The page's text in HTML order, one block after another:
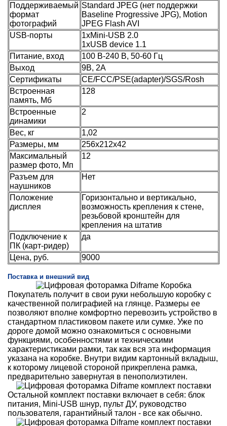
Поддерживаемый
формат
фотографий
Standard JPEG (нет поддержки
Baseline Progressive JPG), Motion
JPEG Flash AVI
USB-порты
1xMini-USB 2.0
1xUSB device 1.1
Питание, вход
100 В-240 В, 50-60 Гц
Выход
9В, 2А
Сертификаты
CE/FCC/PSE(adapter)/SGS/Rosh
Встроенная
память, Мб
128
Встроенные
динамики
2
Вес, кг
1,02
Размеры, мм
256х212х42
Максимальный
размер фото, Мп
12
Разъем для
наушников
Нет
Положение
дисплея
Горизонтально и вертикально,
возможность крепления к стене,
резьбовой кронштейн для
крепления на штатив
Подключение к
ПК (карт-ридер)
да
Цена, руб. 9000
Поставка и внешний вид
Покупатель получит в свои руки небольшую коробку с
качественной полиграфией на глянце. Размеры ее
позволяют вполне комфортно перевозить устройство в
стандартном пластиковом пакете или сумке. Уже по
дороге домой можно ознакомиться с основными
функциями, особенностями и техническими
характеристиками рамки, так как вся эта информация
указана на коробке. Внутри видим картонный вкладыш,
к которому лицевой стороной прикреплена рамка,
предварительно завернутая в пенополиэтилен.
Остальной комплект поставки включает в себя: блок
питания, Mini-USB шнур, пульт ДУ, руководство
пользователя, гарантийный талон - все как обычно.